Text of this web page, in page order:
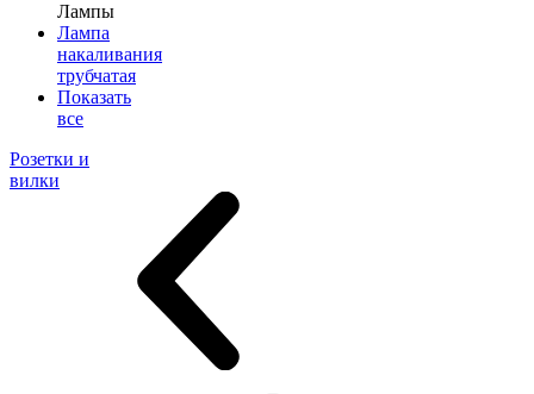
Лампы
Лампа
накаливания
трубчатая
Показать
все
Розетки и
вилки